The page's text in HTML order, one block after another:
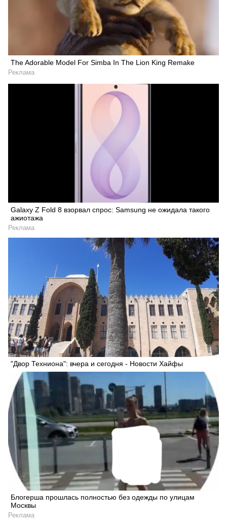
The Adorable Model For Simba In The Lion King Remake
Реклама
Galaxy Z Fold 8 взорвал спрос: Samsung не ожидала такого
ажиотажа
Реклама
"Двор Техниона": вчера и сегодня - Новости Хайфы
Блогерша прошлась полностью без одежды по улицам
Москвы
Реклама